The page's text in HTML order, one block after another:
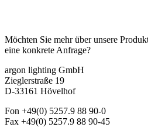
Möchten Sie mehr über unsere
eine konkrete Anfrage?
argon lighting GmbH
Zieglerstraße 19
D-33161 Hövelhof
Fon +49(0) 5257.9 88 90-0
Fax +49(0) 5257.9 88 90-45